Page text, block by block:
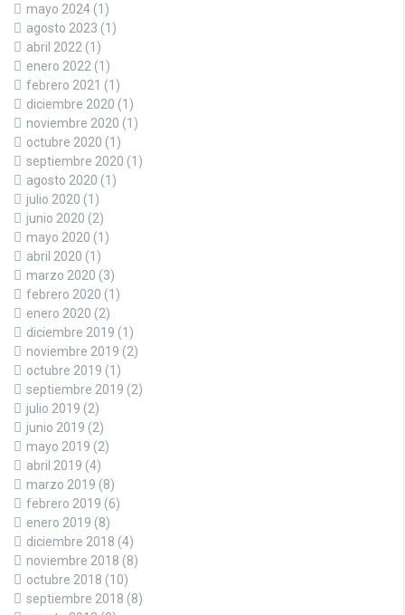
mayo 2024 (1)
agosto 2023 (1)
abril 2022 (1)
enero 2022 (1)
febrero 2021 (1)
diciembre 2020 (1)
noviembre 2020 (1)
octubre 2020 (1)
septiembre 2020 (1)
agosto 2020 (1)
julio 2020 (1)
junio 2020 (2)
mayo 2020 (1)
abril 2020 (1)
marzo 2020 (3)
febrero 2020 (1)
enero 2020 (2)
diciembre 2019 (1)
noviembre 2019 (2)
octubre 2019 (1)
septiembre 2019 (2)
julio 2019 (2)
junio 2019 (2)
mayo 2019 (2)
abril 2019 (4)
marzo 2019 (8)
febrero 2019 (6)
enero 2019 (8)
diciembre 2018 (4)
noviembre 2018 (8)
octubre 2018 (10)
septiembre 2018 (8)